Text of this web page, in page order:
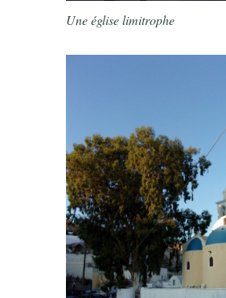
Une église limitrophe